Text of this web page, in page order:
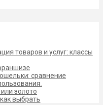
товаров и услуг: классы
сравнение
золото
выбрать